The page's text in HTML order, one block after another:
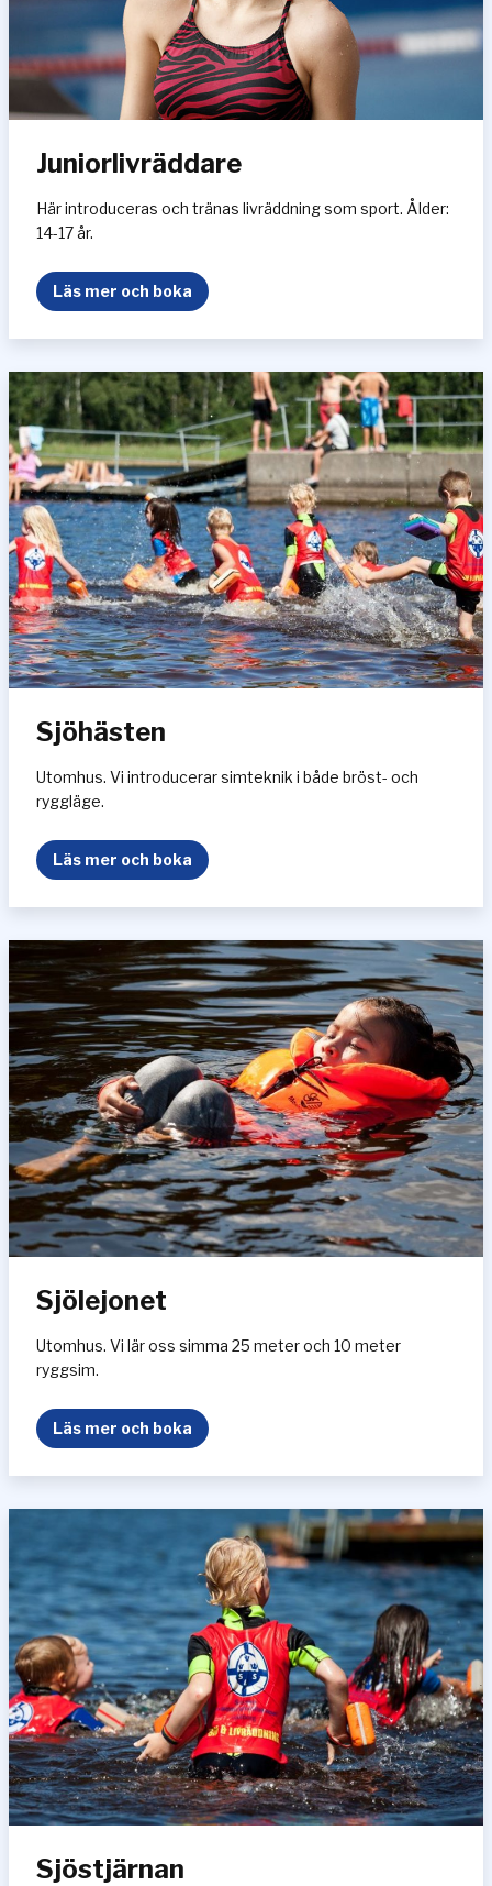
r
e
Juniorlivräddare
Här introduceras och tränas livräddning som sport. Ålder:
14-17 år.
Läs mer och boka
u
n
o
r
l
i
v
r
ä
d
d
a
r
e
Sjöhästen
Utomhus. Vi introducerar simteknik i både bröst- och
ryggläge.
Läs mer och boka
j
ö
ä
s
t
e
n
Sjölejonet
Utomhus. Vi lär oss simma 25 meter och 10 meter
ryggsim.
Läs mer och boka
j
ö
o
e
t
Sjöstjärnan